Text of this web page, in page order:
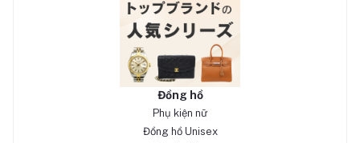
Đồng hồ
Phụ kiện nữ
Đồng hồ Unisex